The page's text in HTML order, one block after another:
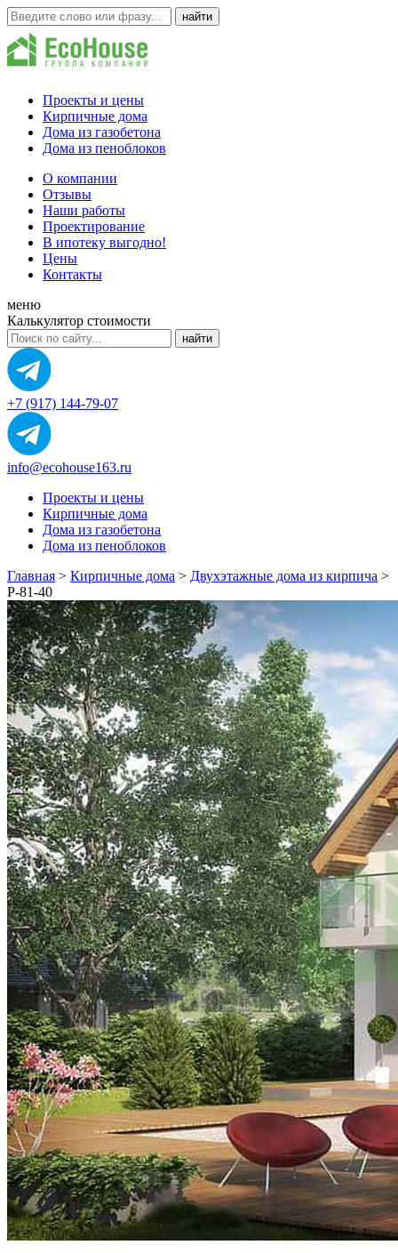
Проекты и цены
Кирпичные дома
Дома из газобетона
Дома из пеноблоков
О компании
Отзывы
Наши работы
Проектирование
В ипотеку выгодно!
Цены
Контакты
меню
Калькулятор стоимости
+7 (917) 144-79-07
info@ecohouse163.ru
Проекты и цены
Кирпичные дома
Дома из газобетона
Дома из пеноблоков
Главная > Кирпичные дома > Двухэтажные дома из кирпича >
Р-81-40